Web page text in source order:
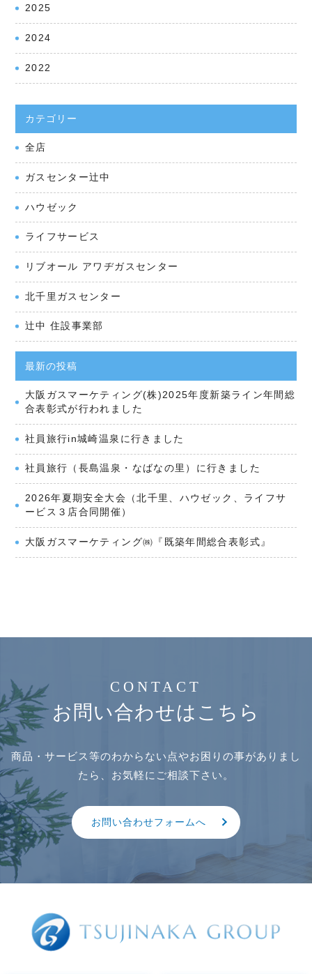
2025
2024
2022
カテゴリー
全店
ガスセンター辻󠄀中
ハウゼック
ライフサービス
リブオール アワヂガスセンター
北千里ガスセンター
辻󠄀中 住設事業部
最新の投稿
大阪ガスマーケティング(株)2025年度新築ライン年間総
合表彰式が行われました
社員旅行in城崎温泉に行きました
社員旅行（長島温泉・なばなの里）に行きました
2026年夏期安全大会（北千里、ハウゼック、ライフサ
ービス３店合同開催）
大阪ガスマーケティング㈱『既築年間総合表彰式』
CONTACT
お問い合わせはこちら
商品・サービス等のわからない点やお困りの事がありまし
たら、お気軽にご相談下さい。
お問い合わせフォームへ